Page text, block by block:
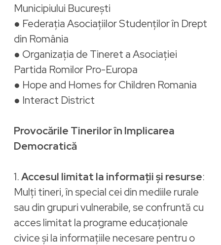
Municipiului București
● Federația Asociațiilor Studenților în Drept
din România
● Organizația de Tineret a Asociației
Partida Romilor Pro-Europa
● Hope and Homes for Children Romania
● Interact District
Provocările Tinerilor în Implicarea
Democratică
1.Accesul limitat la informații și resurse:
Mulți tineri, în special cei din mediile rurale
sau din grupuri vulnerabile, se confruntă cu
acces limitat la programe educaționale
civice și la informațiile necesare pentru o